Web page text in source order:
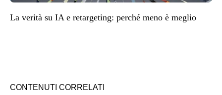
La verità su IA e retargeting: perché meno è meglio
CONTENUTI CORRELATI